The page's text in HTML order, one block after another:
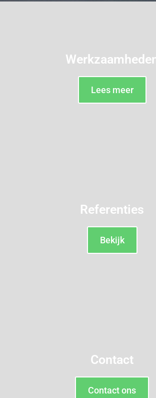
Lees meer
Referenties
Bekijk
Contact
Contact ons